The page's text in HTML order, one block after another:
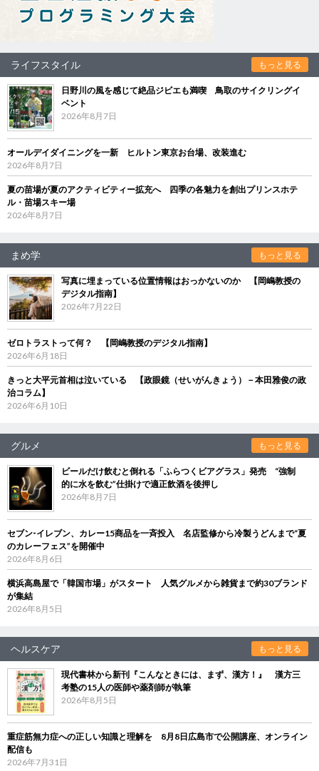
ライフスタイル もっと見る
日野川の風を感じて絶品ジビエも満喫 鳥取のサイクリングイ
ベント
2026年8月7日
オールデイダイニングを一新 ヒルトン東京お台場、改装進む
2026年8月7日
夏の苗場が夏のアクティビティー拡充へ 四季の各魅力を創出プリンスホテ
ル・苗場スキー場
2026年8月7日
まめ学 もっと見る
写真に埋まっている位置情報はおっかないのか 【岡嶋教授の
デジタル指南】
2026年7月22日
ゼロトラストって何？ 【岡嶋教授のデジタル指南】
2026年6月18日
きっと大平元首相は泣いている 【政眼鏡（せいがんきょう）－本田雅俊の政
治コラム】
2026年6月10日
グルメ もっと見る
ビールだけ飲むと倒れる「ふらつくビアグラス」発売 “強制
的に水を飲む”仕掛けで適正飲酒を後押し
2026年8月7日
セブン‐イレブン、カレー15商品を一斉投入 名店監修から冷製うどんまで“夏
のカレーフェス”を開催中
2026年8月6日
横浜高島屋で「韓国市場」がスタート 人気グルメから雑貨まで約30ブランド
が集結
2026年8月5日
ヘルスケア もっと見る
現代書林から新刊『こんなときには、まず、漢方！』 漢方三
考塾の15人の医師や薬剤師が執筆
2026年8月5日
重症筋無力症への正しい知識と理解を 8月8日広島市で公開講座、オンライン
配信も
2026年7月31日